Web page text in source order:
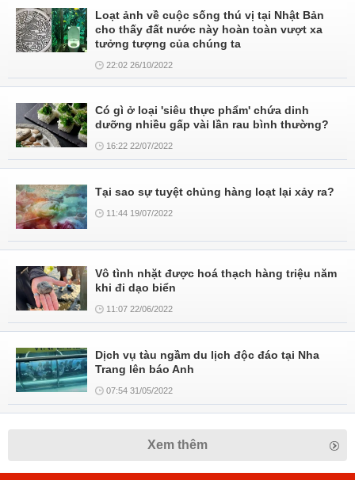
Loạt ảnh về cuộc sống thú vị tại Nhật Bản
cho thấy đất nước này hoàn toàn vượt xa
tưởng tượng của chúng ta
22:02 26/10/2022
Có gì ở loại 'siêu thực phẩm' chứa dinh
dưỡng nhiều gấp vài lần rau bình thường?
16:22 22/07/2022
Tại sao sự tuyệt chủng hàng loạt lại xảy ra?
11:44 19/07/2022
Vô tình nhặt được hoá thạch hàng triệu năm
khi đi dạo biển
11:07 22/06/2022
Dịch vụ tàu ngầm du lịch độc đáo tại Nha
Trang lên báo Anh
07:54 31/05/2022
Xem thêm